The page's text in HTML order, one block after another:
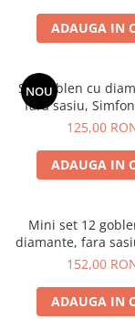
ADAUGA IN
NOU
Set goblen cu
fara sasiu,
40x50 cm
125,00
ADAUGA IN
Mini set 12
diamante, fara
2, 18x15
152,00
ADAUGA IN